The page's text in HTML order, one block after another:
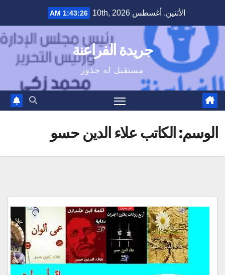
content
الأثنين. أغسطس 10th, 2026 1:43:26 AM
جريدة الفراعنة
مستقبل له جذور
الوسم: الكاتب علاء الدين حسو